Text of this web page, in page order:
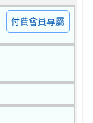
付費會員專屬